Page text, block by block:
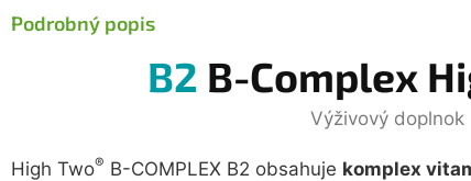
Podrobný popis
B2 B-Complex
Výživový doplnok
High Two® B-COMPLEX B2 obsahuje komplex